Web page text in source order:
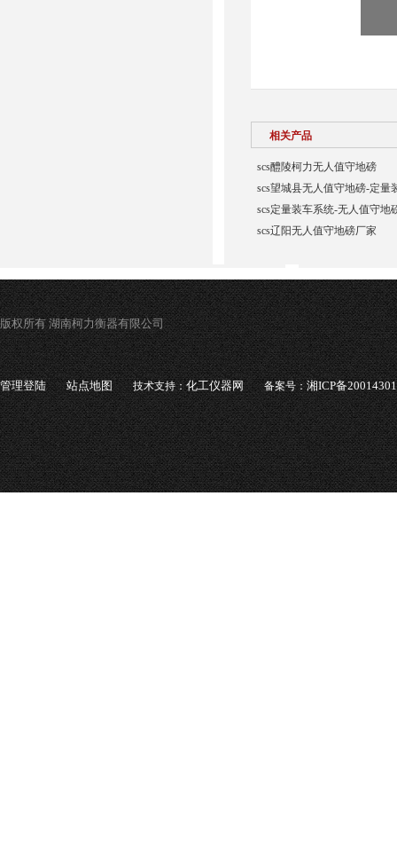
相关产品
scs醴陵柯力无人值守地磅
scs望城县无人值守地磅-定量
scs定量装车系统-无人值守地
scs辽阳无人值守地磅厂家
版权所有 湖南柯力衡器有限公司
管理登陆 站点地图 技术支持：化工仪器网 备案号：湘ICP备